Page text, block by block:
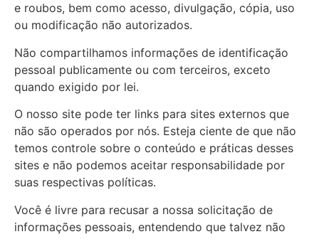
e roubos, bem como acesso, divulgação, cópia, uso
ou modificação não autorizados.
Não compartilhamos informações de identificação
pessoal publicamente ou com terceiros, exceto
quando exigido por lei.
O nosso site pode ter links para sites externos que
não são operados por nós. Esteja ciente de que não
temos controle sobre o conteúdo e práticas desses
sites e não podemos aceitar responsabilidade por
suas respectivas políticas.
Você é livre para recusar a nossa solicitação de
informações pessoais, entendendo que talvez não